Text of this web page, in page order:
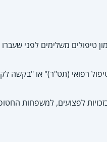
טיפולים משלימים לפני
רפואי (תט"ר)" או "בקשה
בזכויות לפצועים, למשפחות